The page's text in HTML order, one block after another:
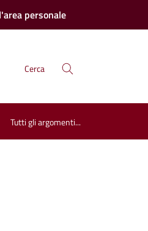
personale
Cerca
Tutti gli argomenti...